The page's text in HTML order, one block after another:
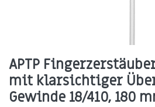
APTP
mit klarsichtiger
Gewinde 18/410, 180